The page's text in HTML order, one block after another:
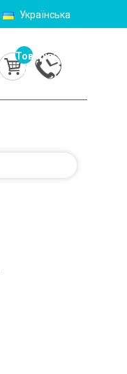
Українська
Товарів:
0
(0.0грн.)